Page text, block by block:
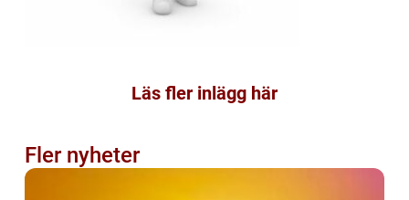
Läs fler inlägg här
Fler nyheter